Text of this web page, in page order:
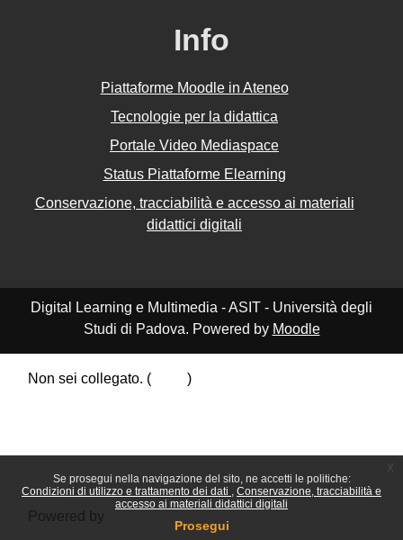
Se prosegui nella navigazione del sito, ne accetti le politiche:
Condizioni di utilizzo e trattamento dei dati
Conservazione, tracciabilità e
accesso ai materiali didattici digitali
Prosegui
Info
Piattaforme Moodle in Ateneo
Tecnologie per la didattica
Portale Video Mediaspace
Status Piattaforme Elearning
Conservazione, tracciabilità e accesso ai materiali
didattici digitali
Digital Learning e Multimedia - ASIT - Università degli
Studi di Padova. Powered by Moodle
Non sei collegato. (
)
Powered by